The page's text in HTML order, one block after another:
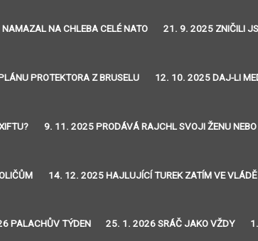
NA CHLEBA CELÉ NATO 21. 9. 2025 ZNIČILI
PROTEKTORA Z BRUSELU 12. 10. 2025 DAJ-LI
9. 11. 2025 PRODÁVÁ RAJCHL SVOJI ŽENU NEBO
14. 12. 2025 HAJLUJÍCÍ TUREK ZATÍM VE VLÁDĚ
PALACHŮV TÝDEN 25. 1. 2026 SRÁČ JAKO VŽDY